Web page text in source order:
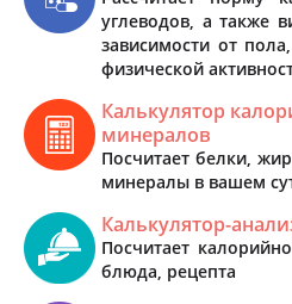
углеводов, а также
зависимости от
физической
Калькулятор
минералов
Посчитает белки,
минералы в вашем
Калькулятор-
Посчитает
блюда, рецепта